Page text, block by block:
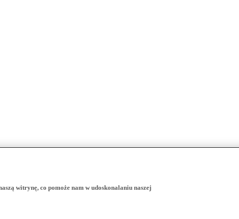
witrynę, co pomoże nam w udoskonalaniu naszej